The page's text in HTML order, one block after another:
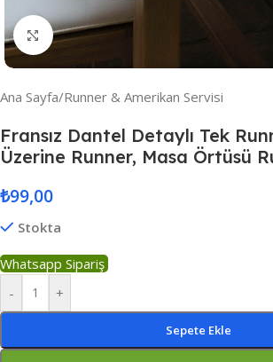
Resmi Büyüt
Ana Sayfa/Runner & Amerikan Servisi
Fransız Dantel Detaylı Tek
Üzerine Runner, Masa Örtüsü
₺99,00
Stokta
Whatsapp Sipariş
-
+
Sepete Ekle